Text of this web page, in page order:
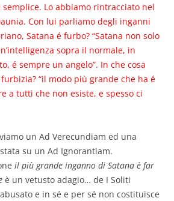
Lo abbiamo rintracciato nel
Con lui parliamo degli inganni
Satana é furbo? “Satana non solo
sopra il normale, in
é sempre un angelo”. In che cosa
“il modo più grande che ha é
a tutti che non esiste, e spesso ci
un Ad Verecundiam ed una
su un Ad Ignorantiam.
il più grande inganno di Satana è far
è un vetusto adagio… de I Soliti
e in sé e per sé non costituisce